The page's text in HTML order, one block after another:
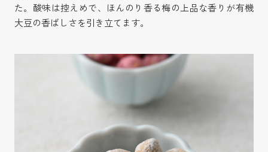
た。酸味は控えめで、ほんのり香る梅の上品な香りが有機
大豆の香ばしさを引き立てます。